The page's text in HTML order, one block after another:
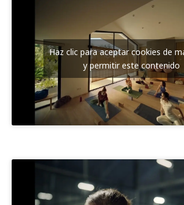
Haz clic para aceptar cookies de
y permitir este contenido